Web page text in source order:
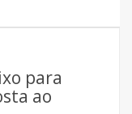
para
ao